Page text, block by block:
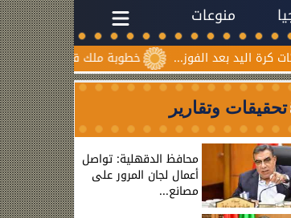
منوعات
خطوبة ملك قورة ويوسف عثمان.. الفوز...
تحقيقات وتقارير
محافظ الدقهلية: تواصل
أعمال لجان المرور على
مصانع...